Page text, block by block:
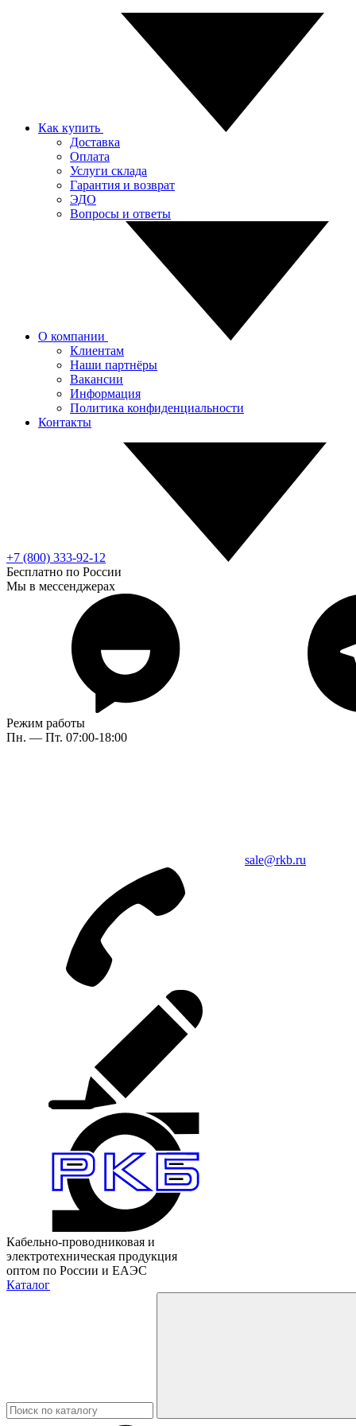
Как купить
Доставка
Оплата
Услуги склада
Гарантия и возврат
ЭДО
Вопросы и ответы
О компании
Клиентам
Наши партнёры
Вакансии
Информация
Политика конфиденциальности
Контакты
+7 (800) 333-92-12
Бесплатно по России
Мы в мессенджерах
Режим работы
Пн. — Пт. 07:00-18:00
sale@rkb.ru
Кабельно-проводниковая и
электротехническая продукция
оптом по России и ЕАЭС
Каталог